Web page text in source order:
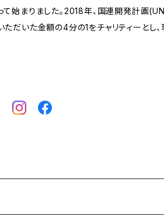
始まりました。2018年、国連開発計画
ただいた金額の4分の1をチャリティーと